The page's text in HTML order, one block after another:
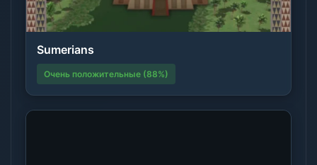
Sumerians
Очень положительные (88%)